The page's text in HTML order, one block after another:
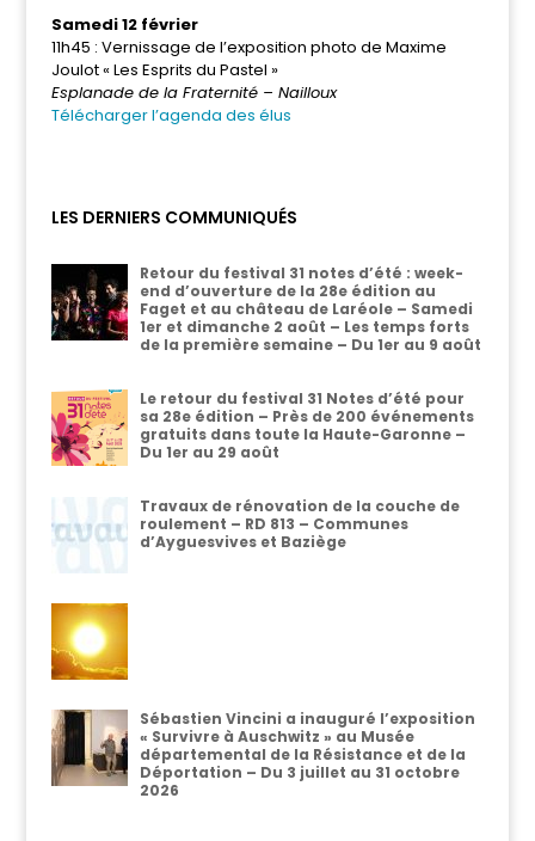
Samedi 12 février
11h45 : Vernissage de l’exposition photo de Maxime
Joulot « Les Esprits du Pastel »
Esplanade de la Fraternité – Nailloux
Télécharger l’agenda des élus
LES DERNIERS COMMUNIQUÉS
Retour du festival 31 notes d’été : week-
end d’ouverture de la 28e édition au
Faget et au château de Laréole – Samedi
1er et dimanche 2 août – Les temps forts
de la première semaine – Du 1er au 9 août
Le retour du festival 31 Notes d’été pour
sa 28e édition – Près de 200 événements
gratuits dans toute la Haute-Garonne –
Du 1er au 29 août
Travaux de rénovation de la couche de
roulement – RD 813 – Communes
d’Ayguesvives et Baziège
Sébastien Vincini a inauguré l’exposition
« Survivre à Auschwitz » au Musée
départemental de la Résistance et de la
Déportation – Du 3 juillet au 31 octobre
2026